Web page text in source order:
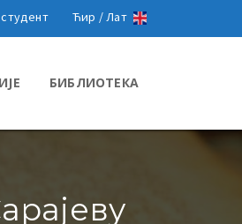
Ћир /Лат
БИБЛИОТЕКА